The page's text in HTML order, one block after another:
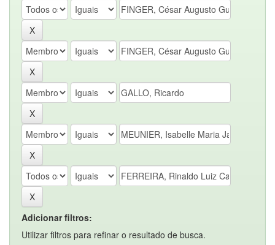
Adicionar filtros:
Utilizar filtros para refinar o resultado de busca.